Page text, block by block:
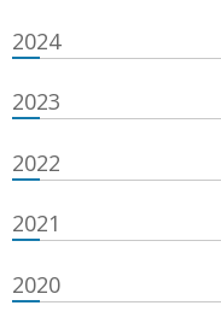
2024
2023
2022
2021
2020